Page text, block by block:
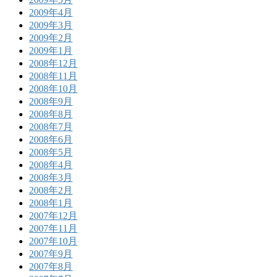
2009年4月
2009年3月
2009年2月
2009年1月
2008年12月
2008年11月
2008年10月
2008年9月
2008年8月
2008年7月
2008年6月
2008年5月
2008年4月
2008年3月
2008年2月
2008年1月
2007年12月
2007年11月
2007年10月
2007年9月
2007年8月